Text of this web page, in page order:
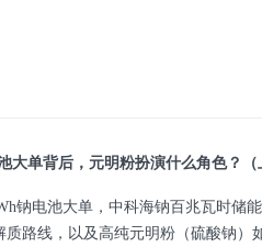
大单背后，元明粉扮演什么角色？（
钠电池大单，中科海钠百兆瓦时储
质路线，以及高纯元明粉（硫酸钠）